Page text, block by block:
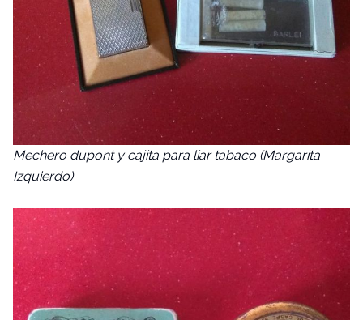
Mechero dupont y cajita para liar tabaco (Margarita
Izquierdo)